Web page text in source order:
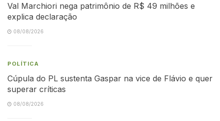
Val Marchiori nega patrimônio de R$ 49 milhões e
explica declaração
08/08/2026
POLÍTICA
Cúpula do PL sustenta Gaspar na vice de Flávio e quer
superar críticas
08/08/2026